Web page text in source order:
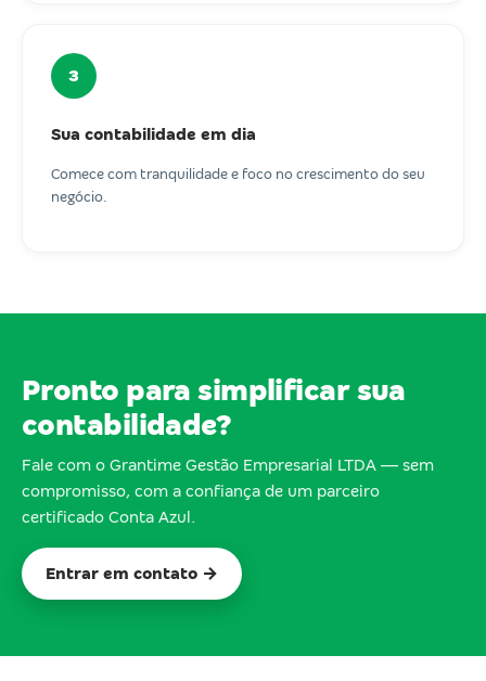
3
Sua contabilidade em dia
Comece com tranquilidade e foco no crescimento do seu
negócio.
Pronto para simplificar sua
contabilidade?
Fale com o Grantime Gestão Empresarial LTDA — sem
compromisso, com a confiança de um parceiro
certificado Conta Azul.
Entrar em contato →